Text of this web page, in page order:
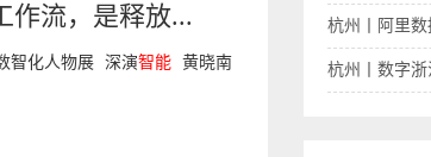
作流，是释放...
智化人物展 深演智能 黄晓南
聘
杭州丨阿里
待
杭州丨数字